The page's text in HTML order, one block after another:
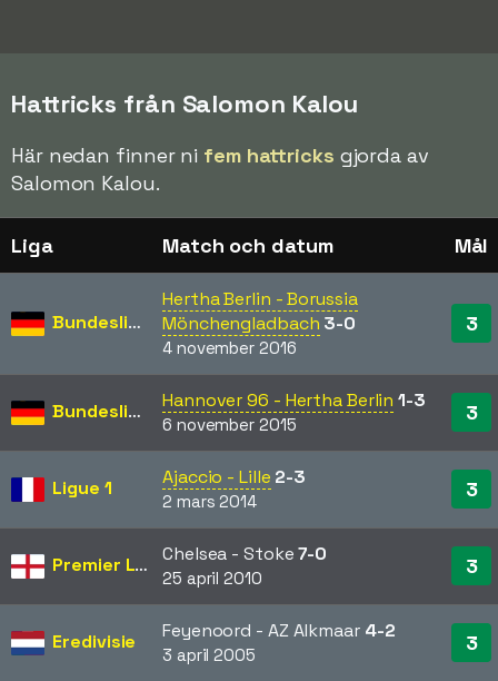
Hattricks från Salomon Kalou
Här nedan finner ni fem hattricks gjorda av
Salomon Kalou.
Liga Match och datum Mål
Bundesliga
Hertha Berlin - Borussia
Mönchengladbach 3-0
4 november 2016
3
Bundesliga Hannover 96 - Hertha Berlin 1-3
6 november 2015 3
Ligue 1 Ajaccio - Lille 2-3
2 mars 2014 3
Premier League Chelsea - Stoke7-0
25 april 2010 3
Eredivisie Feyenoord - AZ Alkmaar 4-2
3 april 2005 3